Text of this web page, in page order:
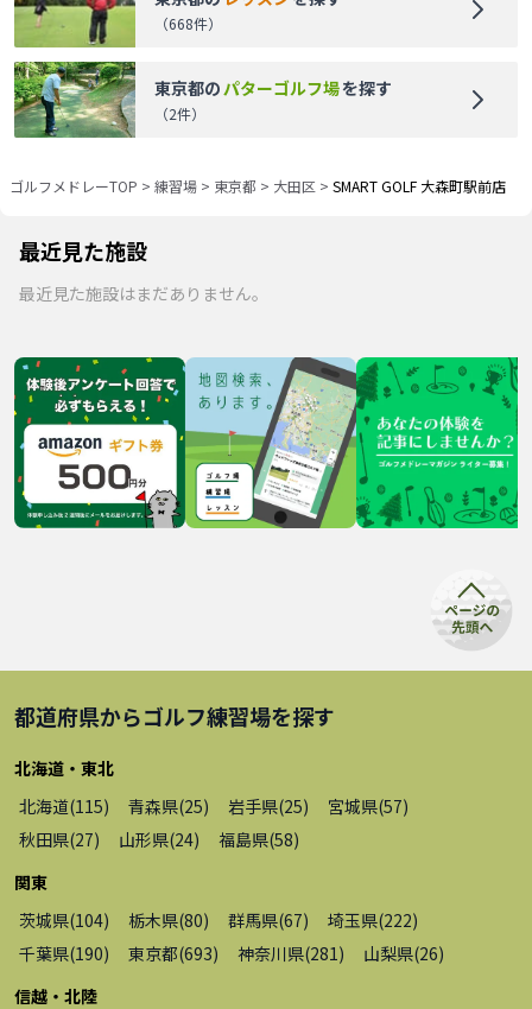
（668件）
東京都の パターゴルフ場を探す
（2件）
ゴルフメドレーTOP > 練習場 > 東京都 > 大田区 > SMART GOLF 大森町駅前店
最近見た施設
最近見た施設はまだありません。
都道府県からゴルフ練習場を探す
北海道・東北
北海道(115) 青森県(25) 岩手県(25) 宮城県(57)
秋田県(27) 山形県(24) 福島県(58)
関東
茨城県(104) 栃木県(80) 群馬県(67) 埼玉県(222)
千葉県(190) 東京都(693) 神奈川県(281 ) 山梨県(26)
信越・北陸